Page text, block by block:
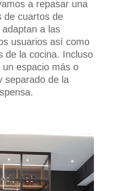
a repasar una
de cuartos de
a las
usuarios así como
de la cocina. Incluso
espacio más o
separado de la